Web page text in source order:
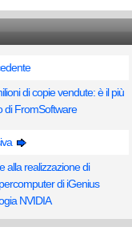
di copie vendute: è il più
di FromSoftware
alla realizzazione di
di iGenius
NVIDIA